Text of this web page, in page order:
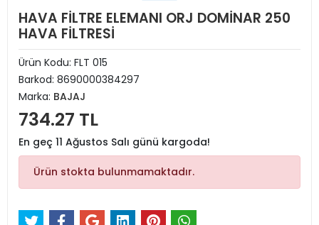
HAVA FİLTRE ELEMANI ORJ DOMİNAR 250
HAVA FİLTRESİ
Ürün Kodu: FLT 015
Barkod: 8690000384297
Marka: BAJAJ
734.27 TL
En geç 11 Ağustos Salı günü kargoda!
Ürün stokta bulunmamaktadır.